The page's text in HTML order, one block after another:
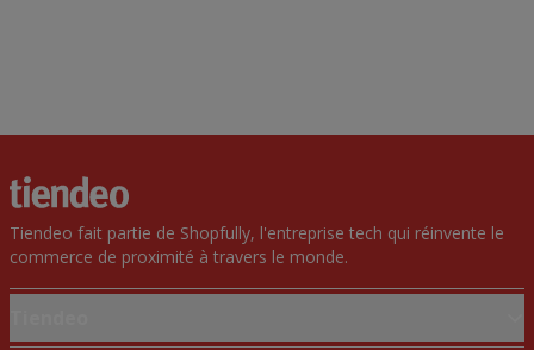
Tiendeo fait partie de Shopfully, l'entreprise tech qui réinvente le
commerce de proximité à travers le monde.